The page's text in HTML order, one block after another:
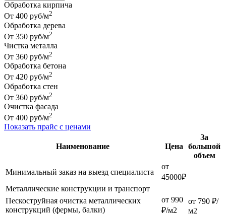
Обработка кирпича
От 400 руб/м2
Обработка дерева
От 350 руб/м2
Чистка металла
От 360 руб/м2
Обработка бетона
От 420 руб/м2
Обработка стен
От 360 руб/м2
Очистка фасада
От 400 руб/м2
Показать прайс с ценами
Наименование Цена
За
большой
объем
Минимальный заказ на выезд специалиста
от
45000₽
Металлические конструкции и транспорт
Пескоструйная очистка металлических
конструкций (фермы, балки)
от 990
₽/м2
от 790 ₽/
м2